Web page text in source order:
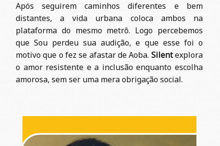
Após seguirem caminhos diferentes e bem
distantes, a vida urbana coloca ambos na
plataforma do mesmo metrô. Logo percebemos
que Sou perdeu sua audição, e que esse foi o
motivo que o fez se afastar de Aoba. Silentexplora
o amor resistente e a inclusão enquanto escolha
amorosa, sem ser uma mera obrigação social.